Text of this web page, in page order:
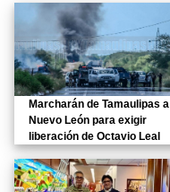
Marcharán de Tamaulipas a
Nuevo León para exigir
liberación de Octavio Leal